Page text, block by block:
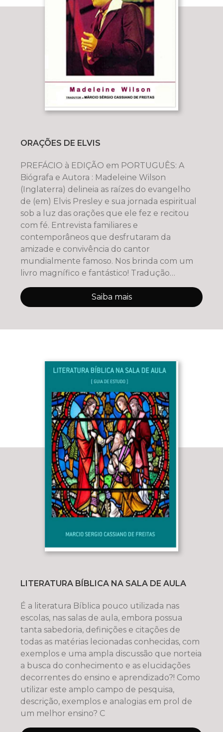
ORAÇÕES DE ELVIS
PREFÁCIO à EDIÇÃO em PORTUGUÊS: A
Biógrafa e Autora : Madeleine Wilson
(Inglaterra) delineia as raízes do evangelho
de (em) Elvis Presley e sua jornada espiritual
sob a luz das orações que ele fez e recitou
com fé. Entrevista familiares e
contemporâneos que desfrutaram da
amizade e convivência do cantor
mundialmente famoso. Nos brinda com um
livro magnífico e fantástico! Tradução
Saiba mais
LITERATURA BÍBLICA NA SALA DE AULA
É a literatura Bíblica pouco utilizada nas
escolas, nas salas de aula, embora possua
tanta sabedoria, definições e citações de
todas as matérias lecionadas conhecidas, com
exemplos e uma ampla discussão que norteia
a busca do conhecimento e as elucidações
decorrentes do ensino e aprendizado?! Como
utilizar este amplo campo de pesquisa,
descrição, exemplos e analogias em prol de
um melhor ensino? C